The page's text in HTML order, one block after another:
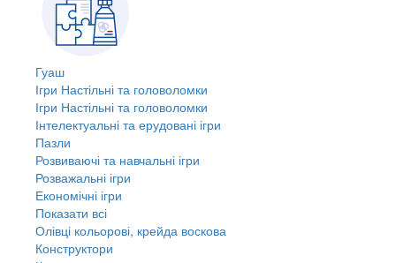
Гуаш
Ігри Настільні та головоломки
Ігри Настільні та головоломки
Інтелектуальні та ерудовані ігри
Пазли
Розвиваючі та навчальні ігри
Розважальні ігри
Економічні ігри
Показати всі
Олівці кольорові, крейда воскова
Конструктори